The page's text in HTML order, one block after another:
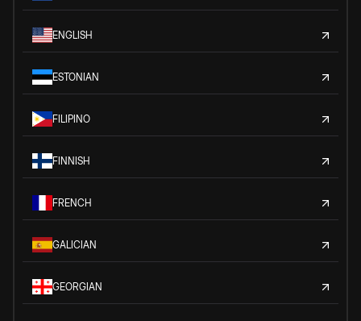
ENGLISH
ESTONIAN
FILIPINO
FINNISH
FRENCH
GALICIAN
GEORGIAN